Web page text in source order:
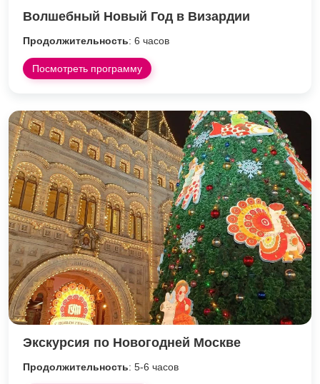
Волшебный Новый Год в Визардии
Продолжительность: 6 часов
Посмотреть программу
Экскурсия по Новогодней Москве
Продолжительность: 5-6 часов